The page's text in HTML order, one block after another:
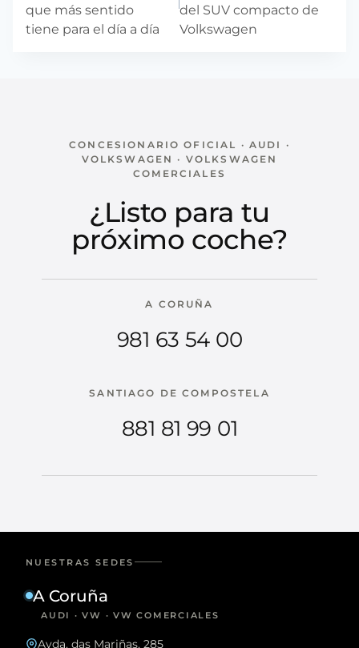
que más sentido
tiene para el día a día
del SUV compacto de
Volkswagen
CONCESIONARIO OFICIAL · AUDI ·
VOLKSWAGEN · VOLKSWAGEN
COMERCIALES
¿Listo para tu
próximo coche?
A CORUÑA
981 63 54 00
SANTIAGO DE COMPOSTELA
881 81 99 01
NUESTRAS SEDES
A Coruña
AUDI · VW · VW COMERCIALES
Avda. das Mariñas, 285